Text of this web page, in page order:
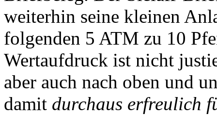
weiterhin seine kleinen
folgenden 5 ATM zu 10
Wertaufdruck ist nicht
aber auch nach oben und
damit durchaus erfreulich